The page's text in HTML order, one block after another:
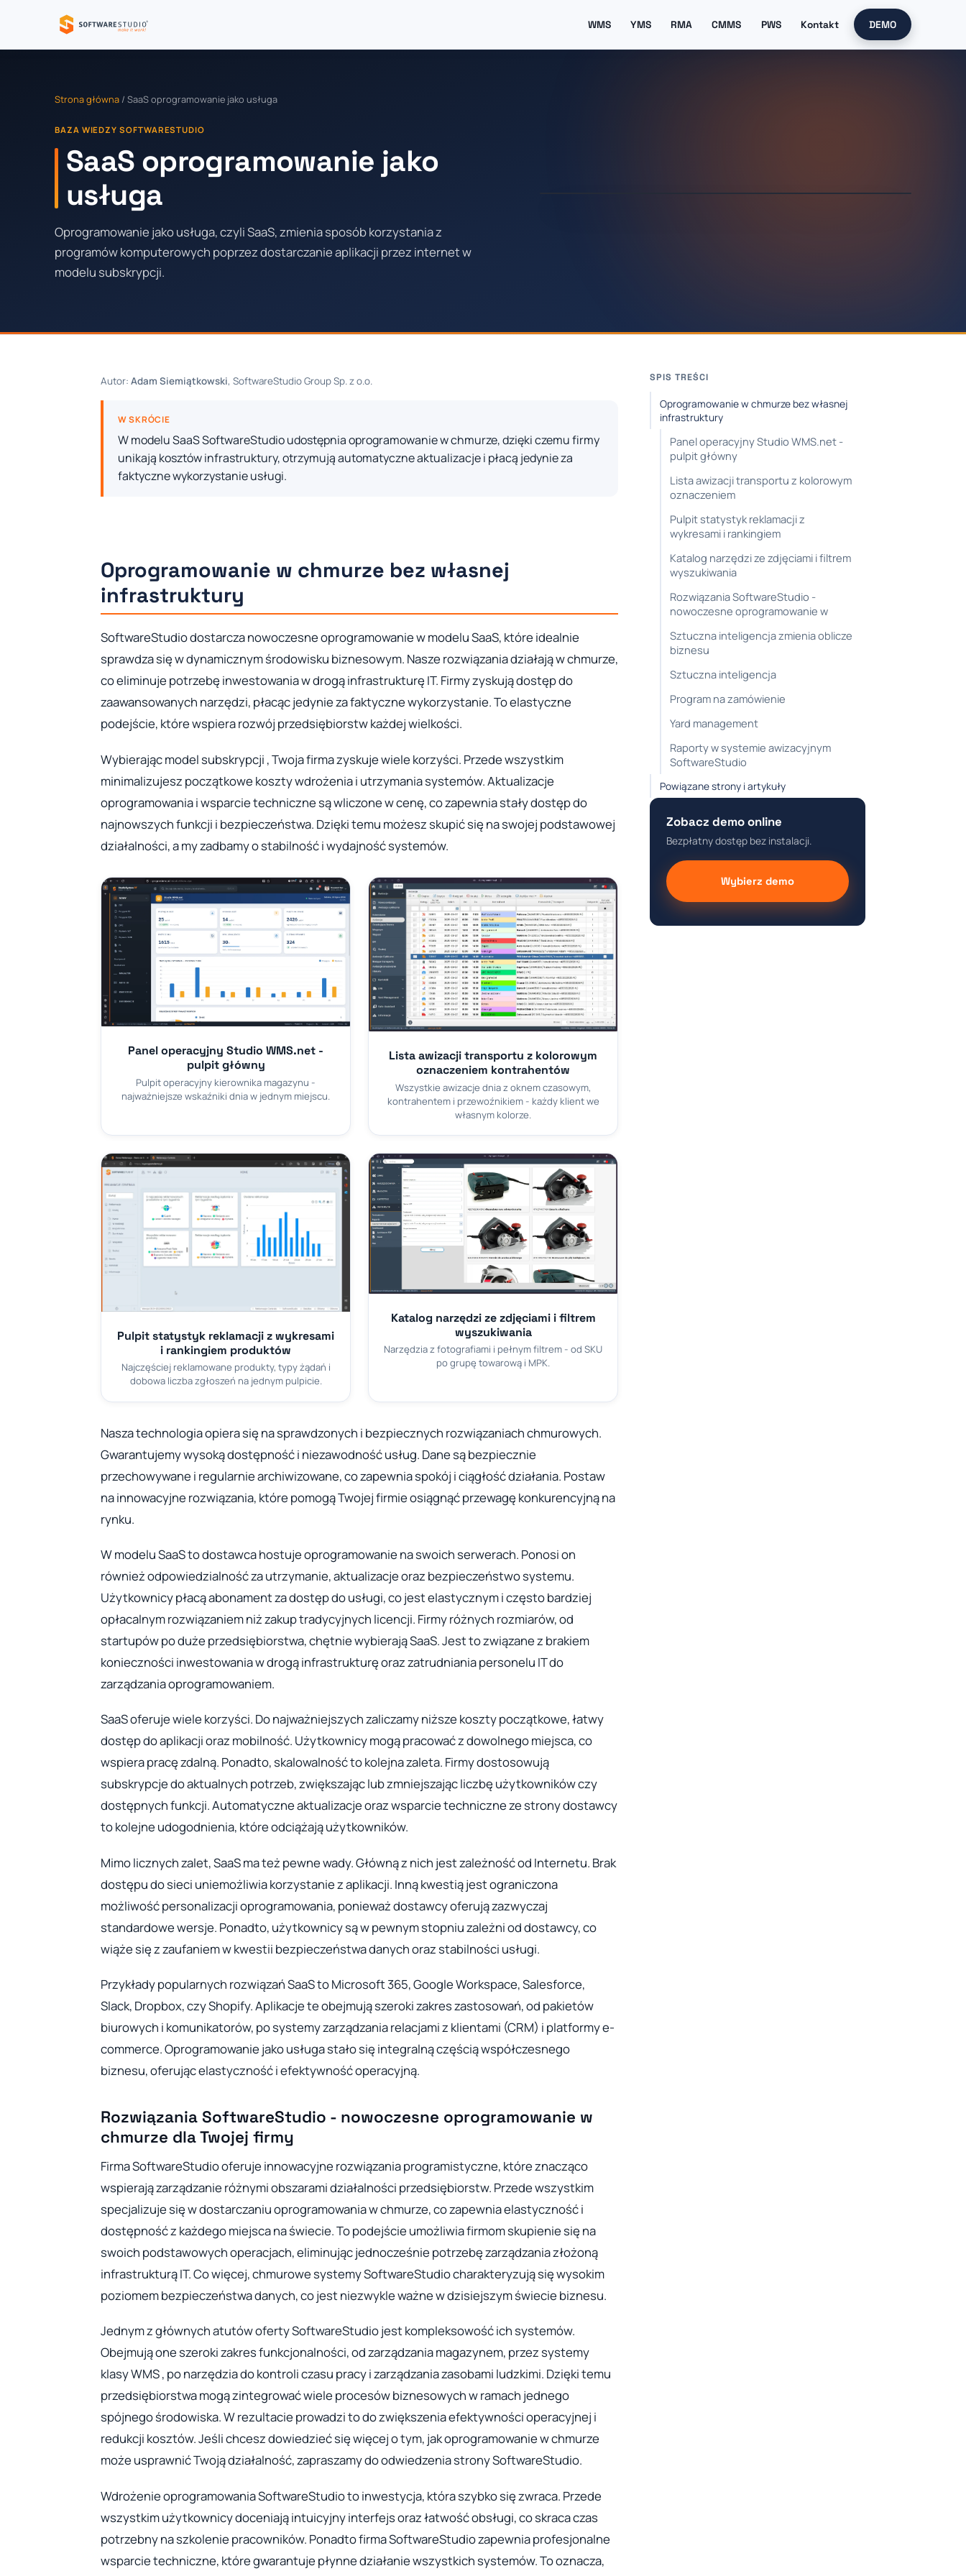
WMS YMS RMA CMMS PWS Kontakt DEMO
Strona główna / SaaS oprogramowanie jako usługa
BAZA WIEDZY SOFTWARESTUDIO
SaaS oprogramowanie jako
usługa
Oprogramowanie jako usługa, czyli SaaS, zmienia sposób korzystania z
programów komputerowych poprzez dostarczanie aplikacji przez internet w
modelu subskrypcji.
Autor: Adam Siemiątkowski, SoftwareStudio Group Sp. z o.o.
W SKRÓCIE
W modelu SaaS SoftwareStudio udostępnia oprogramowanie w chmurze, dzięki czemu firmy
unikają kosztów infrastruktury, otrzymują automatyczne aktualizacje i płacą jedynie za
faktyczne wykorzystanie usługi.
Oprogramowanie w chmurze bez własnej
infrastruktury
SoftwareStudio dostarcza nowoczesne oprogramowanie w modelu SaaS, które idealnie
sprawdza się w dynamicznym środowisku biznesowym. Nasze rozwiązania działają w chmurze,
co eliminuje potrzebę inwestowania w drogą infrastrukturę IT. Firmy zyskują dostęp do
zaawansowanych narzędzi, płacąc jedynie za faktyczne wykorzystanie. To elastyczne
podejście, które wspiera rozwój przedsiębiorstw każdej wielkości.
Wybierając model subskrypcji , Twoja firma zyskuje wiele korzyści. Przede wszystkim
minimalizujesz początkowe koszty wdrożenia i utrzymania systemów. Aktualizacje
oprogramowania i wsparcie techniczne są wliczone w cenę, co zapewnia stały dostęp do
najnowszych funkcji i bezpieczeństwa. Dzięki temu możesz skupić się na swojej podstawowej
działalności, a my zadbamy o stabilność i wydajność systemów.
Panel operacyjny Studio WMS.net -
pulpit główny
Pulpit operacyjny kierownika magazynu -
najważniejsze wskaźniki dnia w jednym miejscu.
Lista awizacji transportu z kolorowym
oznaczeniem kontrahentów
Wszystkie awizacje dnia z oknem czasowym,
kontrahentem i przewoźnikiem - każdy klient we
własnym kolorze.
Pulpit statystyk reklamacji z wykresami
i rankingiem produktów
Najczęściej reklamowane produkty, typy żądań i
dobowa liczba zgłoszeń na jednym pulpicie.
Katalog narzędzi ze zdjęciami i filtrem
wyszukiwania
Narzędzia z fotografiami i pełnym filtrem - od SKU
po grupę towarową i MPK.
Nasza technologia opiera się na sprawdzonych i bezpiecznych rozwiązaniach chmurowych.
Gwarantujemy wysoką dostępność i niezawodność usług. Dane są bezpiecznie
przechowywane i regularnie archiwizowane, co zapewnia spokój i ciągłość działania. Postaw
na innowacyjne rozwiązania, które pomogą Twojej firmie osiągnąć przewagę konkurencyjną na
rynku.
W modelu SaaS to dostawca hostuje oprogramowanie na swoich serwerach. Ponosi on
również odpowiedzialność za utrzymanie, aktualizacje oraz bezpieczeństwo systemu.
Użytkownicy płacą abonament za dostęp do usługi, co jest elastycznym i często bardziej
opłacalnym rozwiązaniem niż zakup tradycyjnych licencji. Firmy różnych rozmiarów, od
startupów po duże przedsiębiorstwa, chętnie wybierają SaaS. Jest to związane z brakiem
konieczności inwestowania w drogą infrastrukturę oraz zatrudniania personelu IT do
zarządzania oprogramowaniem.
SaaS oferuje wiele korzyści. Do najważniejszych zaliczamy niższe koszty początkowe, łatwy
dostęp do aplikacji oraz mobilność. Użytkownicy mogą pracować z dowolnego miejsca, co
wspiera pracę zdalną. Ponadto, skalowalność to kolejna zaleta. Firmy dostosowują
subskrypcje do aktualnych potrzeb, zwiększając lub zmniejszając liczbę użytkowników czy
dostępnych funkcji. Automatyczne aktualizacje oraz wsparcie techniczne ze strony dostawcy
to kolejne udogodnienia, które odciążają użytkowników.
Mimo licznych zalet, SaaS ma też pewne wady. Główną z nich jest zależność od Internetu. Brak
dostępu do sieci uniemożliwia korzystanie z aplikacji. Inną kwestią jest ograniczona
możliwość personalizacji oprogramowania, ponieważ dostawcy oferują zazwyczaj
standardowe wersje. Ponadto, użytkownicy są w pewnym stopniu zależni od dostawcy, co
wiąże się z zaufaniem w kwestii bezpieczeństwa danych oraz stabilności usługi.
Przykłady popularnych rozwiązań SaaS to Microsoft 365, Google Workspace, Salesforce,
Slack, Dropbox, czy Shopify. Aplikacje te obejmują szeroki zakres zastosowań, od pakietów
biurowych i komunikatorów, po systemy zarządzania relacjami z klientami (CRM) i platformy e-
commerce. Oprogramowanie jako usługa stało się integralną częścią współczesnego
biznesu, oferując elastyczność i efektywność operacyjną.
Rozwiązania SoftwareStudio - nowoczesne oprogramowanie w
chmurze dla Twojej firmy
Firma SoftwareStudio oferuje innowacyjne rozwiązania programistyczne, które znacząco
wspierają zarządzanie różnymi obszarami działalności przedsiębiorstw. Przede wszystkim
specjalizuje się w dostarczaniu oprogramowania w chmurze, co zapewnia elastyczność i
dostępność z każdego miejsca na świecie. To podejście umożliwia firmom skupienie się na
swoich podstawowych operacjach, eliminując jednocześnie potrzebę zarządzania złożoną
infrastrukturą IT. Co więcej, chmurowe systemy SoftwareStudio charakteryzują się wysokim
poziomem bezpieczeństwa danych, co jest niezwykle ważne w dzisiejszym świecie biznesu.
Jednym z głównych atutów oferty SoftwareStudio jest kompleksowość ich systemów.
Obejmują one szeroki zakres funkcjonalności, od zarządzania magazynem, przez systemy
klasy WMS , po narzędzia do kontroli czasu pracy i zarządzania zasobami ludzkimi. Dzięki temu
przedsiębiorstwa mogą zintegrować wiele procesów biznesowych w ramach jednego
spójnego środowiska. W rezultacie prowadzi to do zwiększenia efektywności operacyjnej i
redukcji kosztów. Jeśli chcesz dowiedzieć się więcej o tym, jak oprogramowanie w chmurze
może usprawnić Twoją działalność, zapraszamy do odwiedzenia strony SoftwareStudio.
Wdrożenie oprogramowania SoftwareStudio to inwestycja, która szybko się zwraca. Przede
wszystkim użytkownicy doceniają intuicyjny interfejs oraz łatwość obsługi, co skraca czas
potrzebny na szkolenie pracowników. Ponadto firma SoftwareStudio zapewnia profesjonalne
wsparcie techniczne, które gwarantuje płynne działanie wszystkich systemów. To oznacza,
SPIS TREŚCI
Oprogramowanie w chmurze bez własnej
infrastruktury
Panel operacyjny Studio WMS.net -
pulpit główny
Lista awizacji transportu z kolorowym
oznaczeniem
Pulpit statystyk reklamacji z
wykresami i rankingiem
Katalog narzędzi ze zdjęciami i filtrem
wyszukiwania
Rozwiązania SoftwareStudio -
nowoczesne oprogramowanie w
Sztuczna inteligencja zmienia oblicze
biznesu
Sztuczna inteligencja
Program na zamówienie
Yard management
Raporty w systemie awizacyjnym
SoftwareStudio
Powiązane strony i artykuły
Zobacz demo online
Bezpłatny dostęp bez instalacji.
Wybierz demo